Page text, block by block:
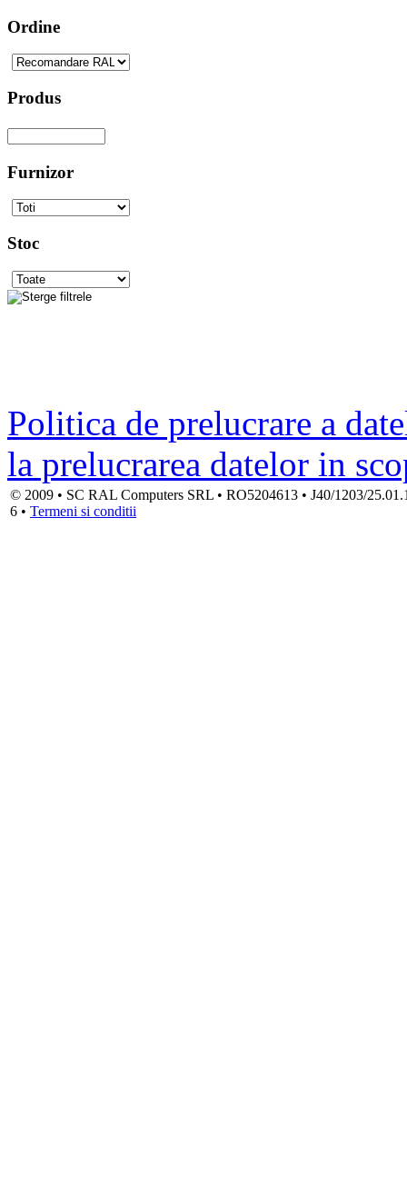
Ordine
Produs
Furnizor
Stoc
Politica de prelucrare a
la prelucrarea datelor in
© 2009 • SC RAL Computers SRL • RO5204613 • J40/1203/
6 • Termeni si conditii